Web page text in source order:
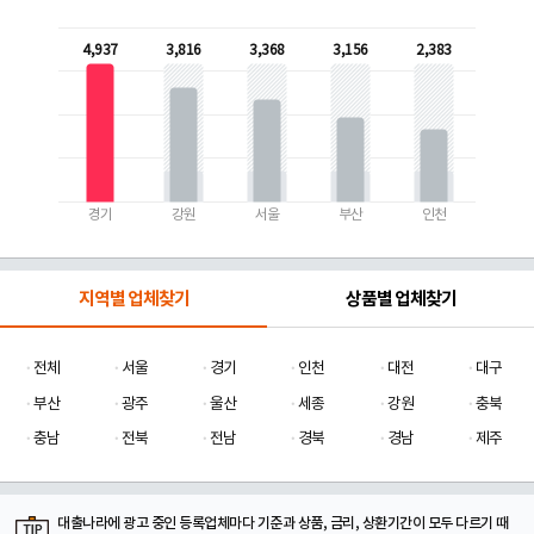
4,937
경기
3,816
강원
3,368
서울
3,156
부산
2,383
인천
지역별 업체찾기 상품별 업체찾기
전체 서울 경기 인천 대전
대구
부산
광주 울산 세종 강원
충북
충남
전북 전남 경북 경남 제주
대출나라에 광고 중인 등록업체마다 기준과 상품, 금리, 상환기간이 모두 다르기 때